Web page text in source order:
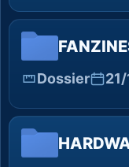
Dossier